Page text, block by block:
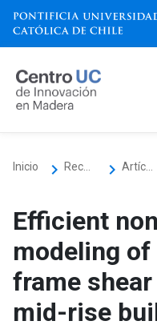
Inicio keyboard_arrow_right keyboard_arrow_right
Efficient
modeling
frame
mid-rise